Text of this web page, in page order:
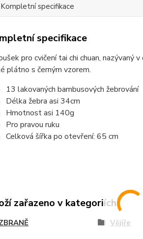
Kompletní specifikace
specifikace
pro cvičení tai chi chuan, nazývaný
plátno s černým vzorem.
13 lakovaných bambusových žebrování
Délka žebra asi 34cm
Hmotnost asi 140g
Pro pravou ruku
Celková šířka po otevření: 65 cm
zařazeno v kategoriích
Vějíře